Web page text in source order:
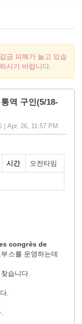
금 피해가 늘고 있습
시기 바랍니다.
역 구인(5/18-
| Apr, 26, 11:57 PM
시간 오전타임
congrès de
스를 운영하는데
습니다.
.